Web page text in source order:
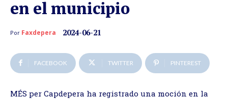
en el municipio
Por Faxdepera 2024-06-21
FACEBOOK TWITTER PINTEREST
MÉS per Capdepera ha registrado una moción en la